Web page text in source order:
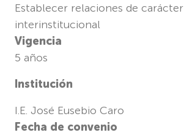
Establecer relaciones de carácter
interinstitucional
Vigencia
5 años
Institución
I.E. José Eusebio Caro
Fecha de convenio